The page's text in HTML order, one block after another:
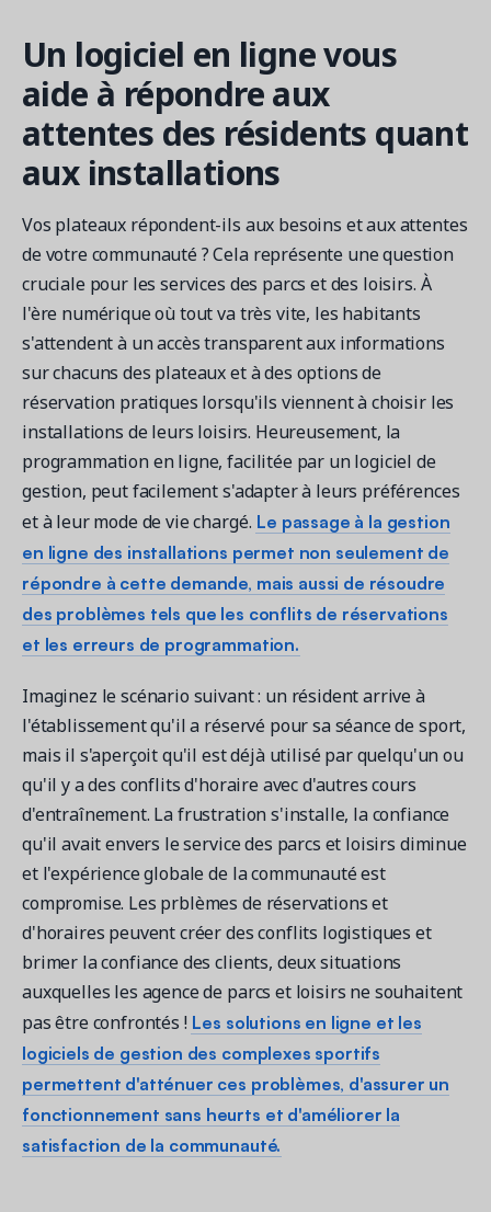
Un logiciel en ligne vous
aide à répondre aux
attentes des résidents quant
aux installations
Vos plateaux répondent-ils aux besoins et aux attentes
de votre communauté ? Cela représente une question
cruciale pour les services des parcs et des loisirs. À
l'ère numérique où tout va très vite, les habitants
s'attendent à un accès transparent aux informations
sur chacuns des plateaux et à des options de
réservation pratiques lorsqu'ils viennent à choisir les
installations de leurs loisirs. Heureusement, la
programmation en ligne, facilitée par un logiciel de
gestion, peut facilement s'adapter à leurs préférences
et à leur mode de vie chargé. Le passage à la gestion
en ligne des installations permet non seulement de
répondre à cette demande, mais aussi de résoudre
des problèmes tels que les conflits de réservations
et les erreurs de programmation.
Imaginez le scénario suivant : un résident arrive à
l'établissement qu'il a réservé pour sa séance de sport,
mais il s'aperçoit qu'il est déjà utilisé par quelqu'un ou
qu'il y a des conflits d'horaire avec d'autres cours
d'entraînement. La frustration s'installe, la confiance
qu'il avait envers le service des parcs et loisirs diminue
et l'expérience globale de la communauté est
compromise. Les prblèmes de réservations et
d'horaires peuvent créer des conflits logistiques et
brimer la confiance des clients, deux situations
auxquelles les agence de parcs et loisirs ne souhaitent
pas être confrontés ! Les solutions en ligne et les
logiciels de gestion des complexes sportifs
permettent d'atténuer ces problèmes, d'assurer un
fonctionnement sans heurts et d'améliorer la
satisfaction de la communauté.